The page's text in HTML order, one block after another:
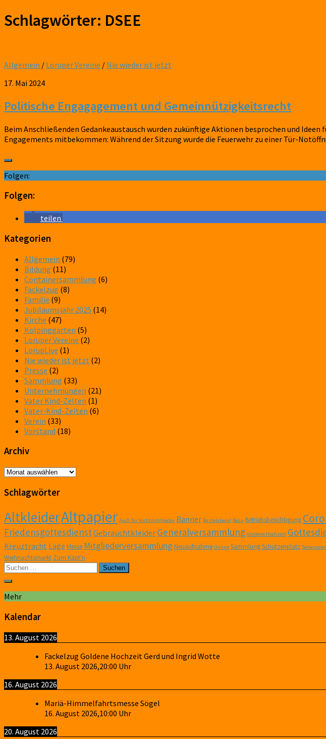
Schlagwörter: DSEE
Allgemein / Loruper Vereine / Nie wieder ist jetzt
17. Mai 2024
Politische Engagagement und Gemeinnützigkeitsrecht
Beim Anschließenden Gedankeaustausch wurden zukünftige Aktionen besprochen und
Engagements mitbekommen: Während der Sitzung wurde die Feuerwehr zu einer Tür-
Folgen:
Folgen:
teilen
Kategorien
Allgemein (79)
Bildung (11)
Containersammlung (6)
Fackelzug (8)
Familie (9)
Jubiläumsjahr 2025 (14)
Kirche (47)
Kolpinggarten (5)
Loruper Vereine (2)
LorupLive (1)
Nie wieder ist jetzt (2)
Presse (2)
Sammlung (33)
Unternehmungen (21)
Vater Kind-Zelten (1)
Vater-Kind-Zelten (6)
Verein (33)
Vorstand (18)
Archiv
Archiv
Schlagwörter
AltkleiderAltpapier Auch für Nichtmitglieder Banner Bastelabend BeLu Betriebsbesichtigung
FriedensgottesdienstGebrauchtkleiderGeneralversammlung Goldene Hochzeit
Kreuztracht Lage Messe Mitgliederversammlung Neuaufnahme Online SammlungSchützenplatz
Weihnachtsmarkt Zum Käpt'n
Suchen
Mehr
Kalendar
13. August 2026
Fackelzug Goldene Hochzeit Gerd und Ingrid Wotte
13. August 2026,20:00 Uhr
16. August 2026
Mariä-Himmelfahrtsmesse Sögel
16. August 2026,10:00 Uhr
20. August 2026